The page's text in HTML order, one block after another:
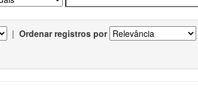
| Ordenar registros por